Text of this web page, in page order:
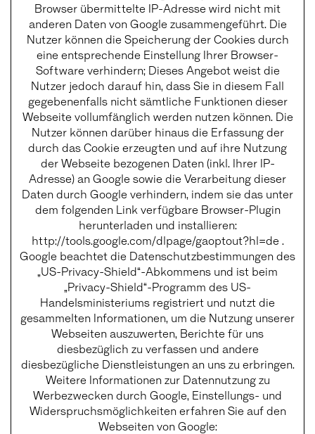
Browser übermittelte IP-Adresse wird nicht mit
anderen Daten von Google zusammengeführt. Die
Nutzer können die Speicherung der Cookies durch
eine entsprechende Einstellung Ihrer Browser-
Software verhindern; Dieses Angebot weist die
Nutzer jedoch darauf hin, dass Sie in diesem Fall
gegebenenfalls nicht sämtliche Funktionen dieser
Webseite vollumfänglich werden nutzen können. Die
Nutzer können darüber hinaus die Erfassung der
durch das Cookie erzeugten und auf ihre Nutzung
der Webseite bezogenen Daten (inkl. Ihrer IP-
Adresse) an Google sowie die Verarbeitung dieser
Daten durch Google verhindern, indem sie das unter
dem folgenden Link verfügbare Browser-Plugin
herunterladen und installieren:
http://tools.google.com/dlpage/gaoptout?hl=de .
Google beachtet die Datenschutzbestimmungen des
„US-Privacy-Shield“-Abkommens und ist beim
„Privacy-Shield“-Programm des US-
Handelsministeriums registriert und nutzt die
gesammelten Informationen, um die Nutzung unserer
Webseiten auszuwerten, Berichte für uns
diesbezüglich zu verfassen und andere
diesbezügliche Dienstleistungen an uns zu erbringen.
Weitere Informationen zur Datennutzung zu
Werbezwecken durch Google, Einstellungs- und
Widerspruchsmöglichkeiten erfahren Sie auf den
Webseiten von Google: